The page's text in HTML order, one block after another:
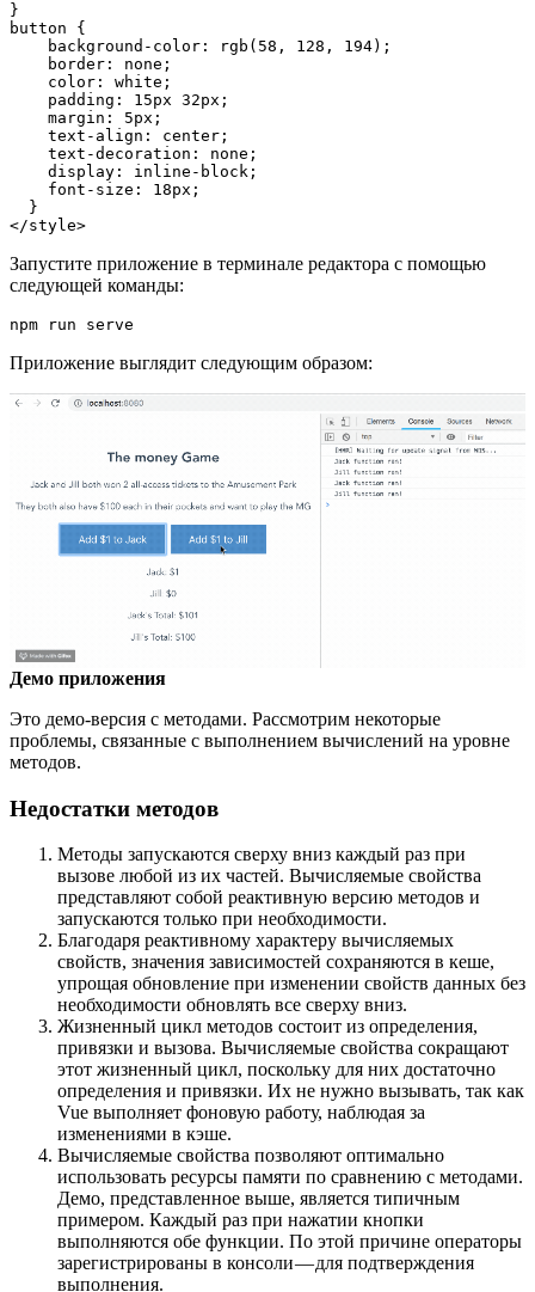
}
button {
</style>
Запустите приложение в терминале редактора с помощью
следующей команды:
npm run serve
Приложение выглядит следующим образом:
Демо приложения
Это демо-версия с методами. Рассмотрим некоторые
проблемы, связанные с выполнением вычислений на уровне
методов.
Недостатки методов
Методы запускаются сверху вниз каждый раз при
вызове любой из их частей. Вычисляемые свойства
представляют собой реактивную версию методов и
запускаются только при необходимости.
Благодаря реактивному характеру вычисляемых
свойств, значения зависимостей сохраняются в кеше,
упрощая обновление при изменении свойств данных без
необходимости обновлять все сверху вниз.
Жизненный цикл методов состоит из определения,
привязки и вызова. Вычисляемые свойства сокращают
этот жизненный цикл, поскольку для них достаточно
определения и привязки. Их не нужно вызывать, так как
Vue выполняет фоновую работу, наблюдая за
изменениями в кэше.
Вычисляемые свойства позволяют оптимально
использовать ресурсы памяти по сравнению с методами.
Демо, представленное выше, является типичным
примером. Каждый раз при нажатии кнопки
выполняются обе функции. По этой причине операторы
зарегистрированы в консоли — для подтверждения
выполнения.